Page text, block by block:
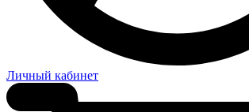
Личный кабинет